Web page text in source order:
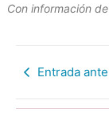
Con información
Entrada